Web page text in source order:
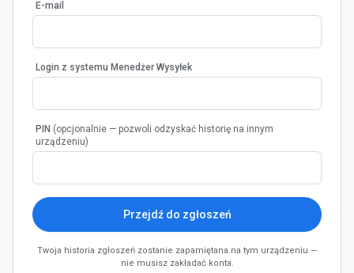
E-mail
Login z systemu Menedżer Wysyłek
PIN (opcjonalnie — pozwoli odzyskać historię na innym
urządzeniu)
Przejdź do zgłoszeń
Twoja historia zgłoszeń zostanie zapamiętana na tym urządzeniu —
nie musisz zakładać konta.